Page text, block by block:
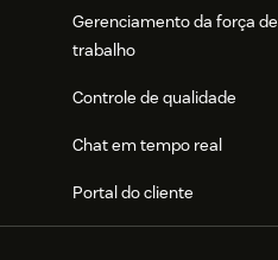
Gerenciamento da força de
trabalho
Controle de qualidade
Chat em tempo real
Portal do cliente